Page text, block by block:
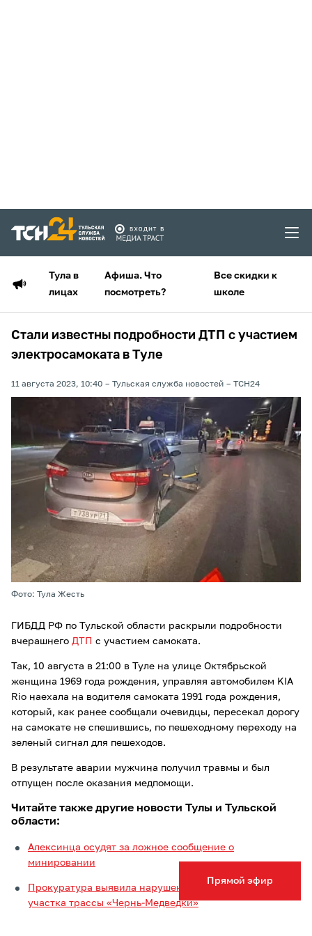
Тула в
лицах
Афиша. Что
посмотреть?
Все скидки к
школе
Прямой эфир
Стали известны подробности ДТП с участием
электросамоката в Туле
11 августа 2023, 10:40 Тульская служба новостей ТСН24
Фото: Тула Жесть
ГИБДД РФ по Тульской области раскрыли подробности
вчерашнего ДТП с участием самоката.
Так, 10 августа в 21:00 в Туле на улице Октябрьской
женщина 1969 года рождения, управляя автомобилем KIA
Rio наехала на водителя самоката 1991 года рождения,
который, как ранее сообщали очевидцы, пересекал дорогу
на самокате не спешившись, по пешеходному переходу на
зеленый сигнал для пешеходов.
В результате аварии мужчина получил травмы и был
отпущен после оказания медпомощи.
Читайте также другие новости Тулы и Тульской
области:
Алексинца осудят за ложное сообщение о
минировании
Прокуратура выявила нарушения при проверке
участка трассы «Чернь-Медведки»